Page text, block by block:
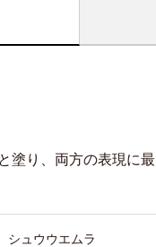
塗り、両方の表現に
シュウウエムラ